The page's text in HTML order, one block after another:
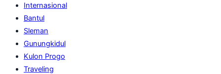
Internasional
Bantul
Sleman
Gunungkidul
Kulon Progo
Traveling